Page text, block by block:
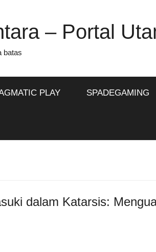
– Portal
batas
PLAY SPADEGAMING
dalam Katarsis: